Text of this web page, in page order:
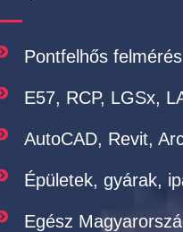
Pontfelhős
E57, RCP, LGSx,
AutoCAD, Revit,
Épületek, gyárak,
Egész